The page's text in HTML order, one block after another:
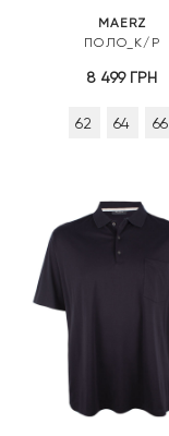
MAERZ
ПОЛО_К/Р
8 499 ГРН
62 64 66